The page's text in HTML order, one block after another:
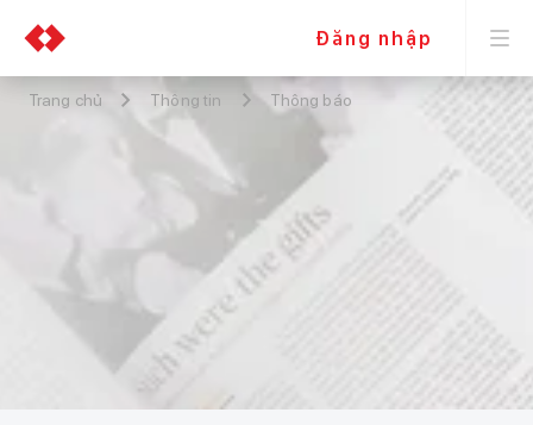
Đăng nhập
Trang chủ Thông tin Thông báo